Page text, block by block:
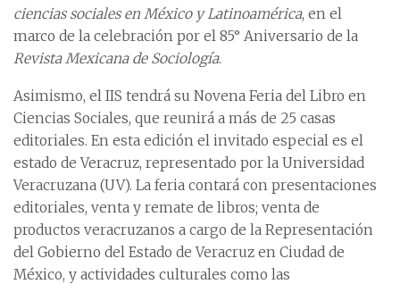
ciencias sociales en México y Latinoamérica, en el
marco de la celebración por el 85° Aniversario de la
Revista Mexicana de Sociología.
Asimismo, el IIS tendrá su Novena Feria del Libro en
Ciencias Sociales, que reunirá a más de 25 casas
editoriales. En esta edición el invitado especial es el
estado de Veracruz, representado por la Universidad
Veracruzana (UV). La feria contará con presentaciones
editoriales, venta y remate de libros; venta de
productos veracruzanos a cargo de la Representación
del Gobierno del Estado de Veracruz en Ciudad de
México, y actividades culturales como las